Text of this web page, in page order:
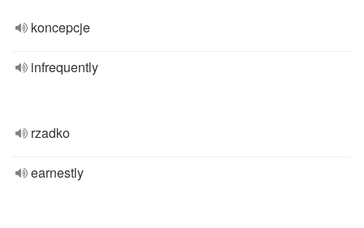
koncepcje
infrequently
rzadko
earnestly